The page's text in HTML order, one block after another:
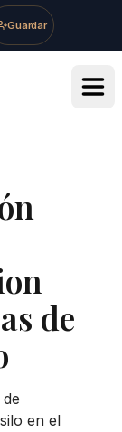
Guardar
de
en el